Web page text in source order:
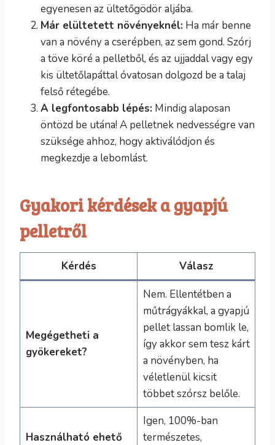
egyenesen az ültetőgödör aljába.
Már elültetett növényeknél: Ha már benne
van a növény a cserépben, az sem gond. Szórj
a töve köré a pelletből, és az ujjaddal vagy egy
kis ültetőlapáttal óvatosan dolgozd be a talaj
felső rétegébe.
A legfontosabb lépés: Mindig alaposan
öntözd be utána! A pelletnek nedvességre van
szüksége ahhoz, hogy aktiválódjon és
megkezdje a lebomlást.
Gyakori kérdések a gyapjú
pelletről
Kérdés Válasz
Megégetheti a
gyökereket?
Nem. Ellentétben a
műtrágyákkal, a gyapjú
pellet lassan bomlik le,
így akkor sem tesz kárt
a növényben, ha
véletlenül kicsit
többet szórsz belőle.
Használható ehető
Igen, 100%-ban
természetes,